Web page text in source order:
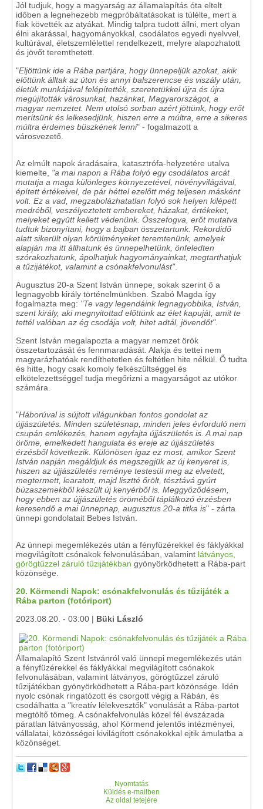
Jól tudjuk, hogy a magyarság az államalapítás óta eltelt
időben a legnehezebb megpróbáltatásokat is túlélte, mert a
fiak követték az atyákat. Mindig talpra tudott állni, mert olyan
élni akarással, hagyományokkal, csodálatos egyedi nyelvvel,
kultúrával, életszemlélettel rendelkezett, melyre alapozhatott
és jövőt teremthetett.
"Eljöttünk ide a Rába partjára, hogy ünnepeljük azokat, akik
előttünk álltak az úton és annyi balszerencse és viszály után,
életük munkájával felépítették, szeretetükkel újra és újra
megújították városunkat, hazánkat, Magyarországot, a
magyar nemzetet. Nem utolsó sorban azért jöttünk, hogy erőt
merítsünk és lelkesedjünk, hiszen erre a múltra, erre a sikeres
múltra érdemes büszkének lenni" - fogalmazott a
városvezető.
Az elmúlt napok áradásaira, katasztrófa-helyzetére utalva
kiemelte, "a mai napon a Rába folyó egy csodálatos arcát
mutatja a maga különleges környezetével, növényvilágával,
épített értékeivel, de pár héttel ezelőtt még teljesen másként
volt. Ez a vad, megzabolázhatatlan folyó sok helyen kilépett
medréből, veszélyeztetett embereket, házakat, értékeket,
melyeket együtt kellett védenünk. Összefogva, erőt mutatva
tudtuk bizonyítani, hogy a bajban összetartunk. Rekordidő
alatt sikerült olyan körülményeket teremtenünk, amelyek
alapján ma itt állhatunk és ünnepelhetünk, önfeledten
szórakozhatunk, ápolhatjuk hagyományainkat, megtarthatjuk
a tűzijátékot, valamint a csónakfelvonulást".
Augusztus 20-a Szent István ünnepe, sokak szerint ő a
legnagyobb király történelmünkben. Szabó Magda így
fogalmazta meg: "Te vagy legendáink legnagyobbika, István,
szent király, aki megnyitottad előttünk az élet kapuját, amit te
tettél valóban az ég csodája volt, hitet adtál, jövendőt".
Szent István megalapozta a magyar nemzet örök
összetartozását és fennmaradását. Alakja és tettei nem
magyarázhatóak rendíthetetlen és feltétlen hite nélkül. Ő tudta
és hitte, hogy csak komoly felkészültséggel és
elkötelezettséggel tudja megőrizni a magyarságot az utókor
számára.
"Háborúval is sújtott világunkban fontos gondolat az
újjászületés. Minden születésnap, minden jeles évforduló nem
csupán emlékezés, hanem egyfajta újjászületés is. A mai nap
öröme, emelkedett hangulata és ereje az újjászületés
érzésből következik. Különösen igaz ez most, amikor Szent
István napján megáldjuk és megszegjük az új kenyeret is,
hiszen az újjászületés reménye testesül meg az elvetett,
megtermett, learatott, majd lisztté őrölt, tésztává gyúrt
búzaszemekből készült új kenyérből is. Meggyőződésem,
hogy ebben az újjászületés öröméből táplálkozó érzésben
keresendő a mai ünnepnap, augusztus 20-a titka is" - zárta
ünnepi gondolatait Bebes István.
Az ünnepi megemlékezés után a fényfüzérekkel és fáklyákkal
megvilágított csónakok felvonulásában, valamint látványos,
görögtűzzel záruló tűzijátékban gyönyörködhetett a Rába-part
közönsége.
20. Körmendi Napok: csónakfelvonulás és tűzijáték a
Rába parton (fotóriport)
2023.08.20. - 03:00 | Büki László
Államalapító Szent Istvánról való ünnepi megemlékezés után
a fényfüzérekkel és fáklyákkal megvilágított csónakok
felvonulásában, valamint látványos, görögtűzzel záruló
tűzijátékban gyönyörködhetett a Rába-part közönsége. Idén
nyolc csónak ringatózott és csorgott végig a Rábán, és
csodálhatta a "kreatív lélekvesztők" vonulását a Rába-partot
megtöltő tömeg. A csónakfelvonulás közel fél évszázada
páratlan látványosság, ahol Körmend jelentős intézményei,
vállalatai, közösségei kivilágít́ott csónakokkal ejtik ámulatba a
közönséget.
Nyomtatás
Küldés e-mailben
Az oldal tetejére